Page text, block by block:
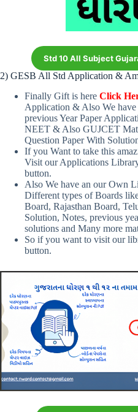
Std 10 All Subject
2) GESB All Std Application &
Finally Gift is here Click
Application & Also We
previous Year Paper
NEET & Also GUJCET
Question Paper With
If you Want to take this
Visit our Applications
button.
Also We have an our Own
Different types of Boards
Board, Rajasthan Board,
Solution, Notes, previous
solutions and Many more
So if you want to visit our
button.